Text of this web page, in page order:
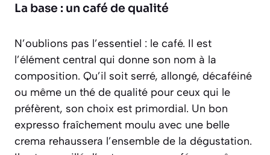
La base : un café de qualité
N’oublions pas l’essentiel : le café. Il est
l’élément central qui donne son nom à la
composition. Qu’il soit serré, allongé, décaféiné
ou même un thé de qualité pour ceux qui le
préfèrent, son choix est primordial. Un bon
expresso fraîchement moulu avec une belle
crema rehaussera l’ensemble de la dégustation.